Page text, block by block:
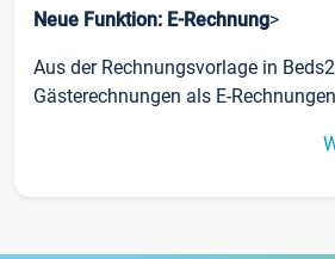
Neue Funktion: E-Rechnung>
Aus der Rechnungsvorlage in
Gästerechnungen als E-